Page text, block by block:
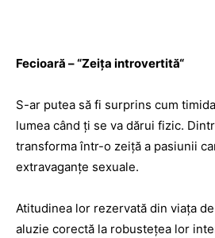
Fecioară –“Zeiţa introvertită“
S-ar putea să fi surprins cum
lumea când ţi se va dărui fizic.
transforma într-o zeiţă a pasiunii
extravaganţe sexuale.
Atitudinea lor rezervată din viaţa
aluzie corectă la robusteţea lor